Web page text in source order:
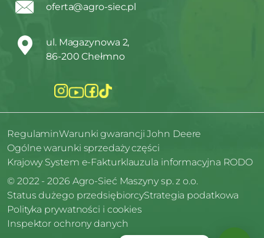
oferta@agro-siec.pl
ul. Magazynowa 2,
86-200 Chełmno
RegulaminWarunki gwarancji John Deere
Ogólne warunki sprzedaży części
Krajowy System e-Fakturklauzula informacyjna RODO
© 2022 - 2026 Agro-Sieć Maszyny sp. z o.o.
Status dużego przedsiębiorcyStrategia podatkowa
Polityka prywatności i cookies
Inspektor ochrony danych